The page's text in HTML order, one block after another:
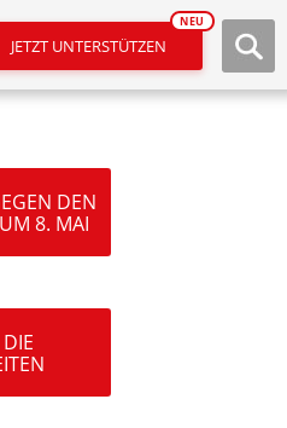
JETZT UNTERSTÜTZEN
NEU
DEN
8. MAI